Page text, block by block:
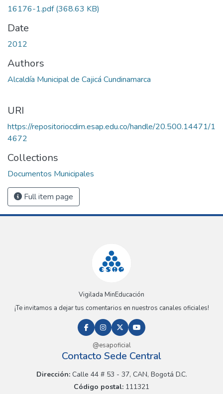
16176-1.pdf(368.63 KB)
Date
2012
Authors
Alcaldía Municipal de Cajicá Cundinamarca
URI
https://repositoriocdim.esap.edu.co/handle/20.500.14471/1
4672
Collections
Documentos Municipales
Full item page
Vigilada MinEducación
¡Te invitamos a dejar tus comentarios en nuestros canales oficiales!
@esapoficial
Contacto Sede Central
Dirección:Calle 44 # 53 - 37, CAN, Bogotá D.C.
Código postal: 111321